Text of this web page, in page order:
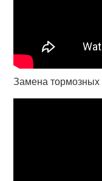
Замена тормозных